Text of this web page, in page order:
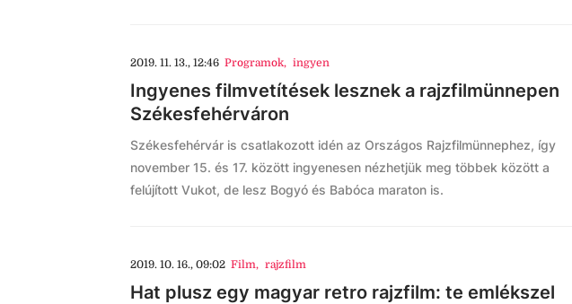
2019. 11. 13., 12:46 Programok, ingyen
Ingyenes filmvetítések lesznek a rajzfilmünnepen
Székesfehérváron
Székesfehérvár is csatlakozott idén az Országos Rajzfilmünnephez, így
november 15. és 17. között ingyenesen nézhetjük meg többek között a
felújított Vukot, de lesz Bogyó és Babóca maraton is.
2019. 10. 16., 09:02 Film, rajzfilm
Hat plusz egy magyar retro rajzfilm: te emlékszel